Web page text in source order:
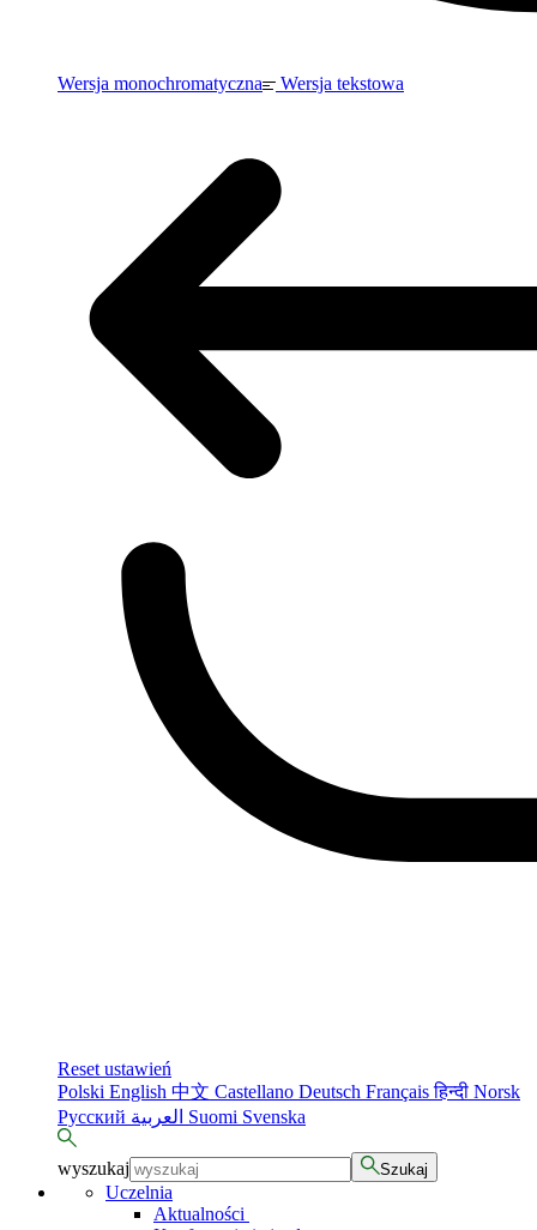
Wersja monochromatyczna Wersja tekstowa
Reset ustawień
Polski English 中文 Castellano Deutsch Françaisहिन्दी Norsk
Русский
Suomi Svenska
wyszukaj Szukaj
Uczelnia
Aktualności